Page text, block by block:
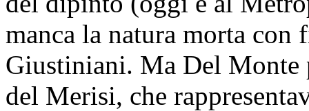
manca la natura morta con
Giustiniani. Ma Del Monte
del Merisi, che